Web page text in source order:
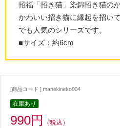
招福「招き猫」染錦招き猫の
かわいい招き猫に縁起を招い
でも人気のシリーズです。
■サイズ：約6cm
[商品コード ] manekineko004
在庫あり
990円 （税込）